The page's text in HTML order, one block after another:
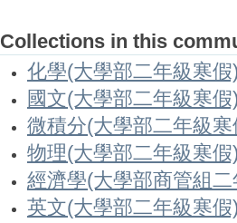
Collections in this
化學(大學部二年級寒假)
國文(大學部二年級寒假)
微積分(大學部二年級寒
物理(大學部二年級寒假)
經濟學(大學部商管組
英文(大學部二年級寒假)